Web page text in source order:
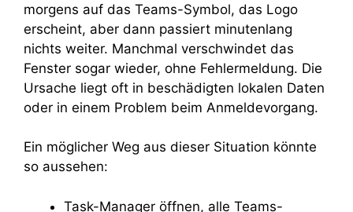
morgens auf das Teams-Symbol, das Logo
erscheint, aber dann passiert minutenlang
nichts weiter. Manchmal verschwindet das
Fenster sogar wieder, ohne Fehlermeldung. Die
Ursache liegt oft in beschädigten lokalen Daten
oder in einem Problem beim Anmeldevorgang.
Ein möglicher Weg aus dieser Situation könnte
so aussehen:
Task-Manager öffnen, alle Teams-